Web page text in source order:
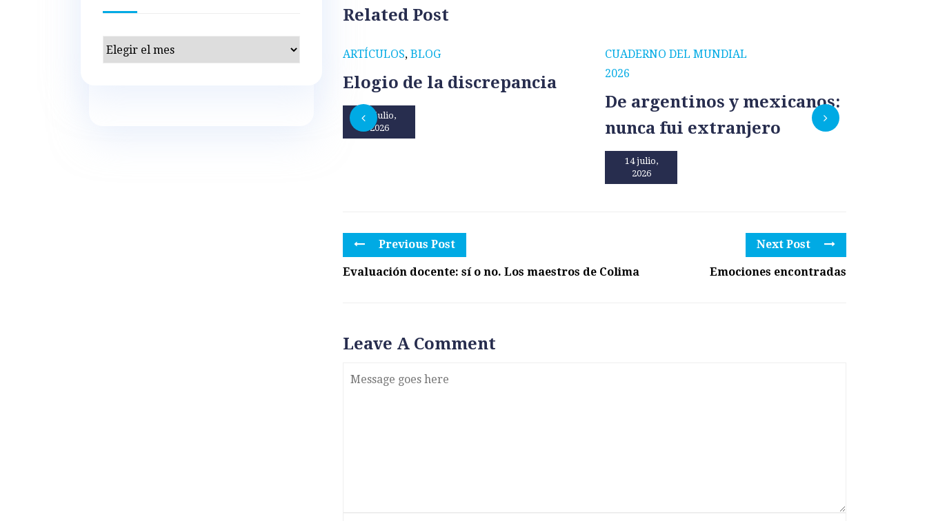
Related Post
ARTÍCULOS, BLOG
Elogio de la discrepancia
31 julio,
2026
CUADERNO DEL MUNDIAL
2026
De argentinos y mexicanos:
nunca fui extranjero
14 julio,
2026
Previous Post
Evaluación docente: sí o no. Los maestros de Colima
Next Post
Emociones encontradas
Leave A Comment
Archivos